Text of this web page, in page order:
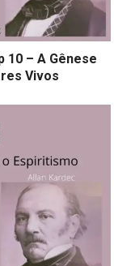
10 – A Gênese
Vivos